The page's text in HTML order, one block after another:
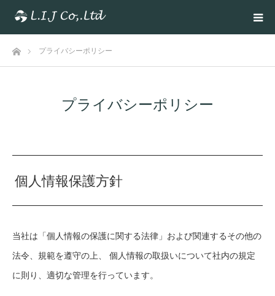
ホームプライバシーポリシー
プライバシーポリシー
個人情報保護方針
当社は「個人情報の保護に関する法律」および関連するその他の
法令、規範を遵守の上、 個人情報の取扱いについて社内の規定
に則り、適切な管理を行っています。